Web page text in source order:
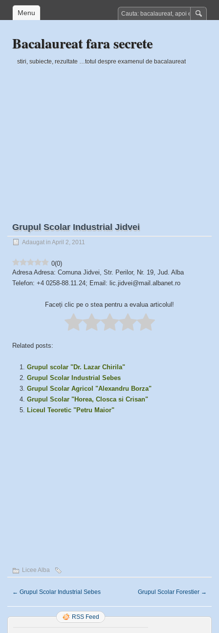
Menu
Bacalaureat fara secrete
stiri, subiecte, rezultate …totul despre examenul de bacalaureat
Grupul Scolar Industrial Jidvei
Adaugat in April 2, 2011
0(0)
Adresa Adresa: Comuna Jidvei, Str. Perilor, Nr. 19, Jud. Alba
Telefon: +4 0258-88.11.24; Email: lic.jidvei@mail.albanet.ro
Faceți clic pe o stea pentru a evalua articolul!
Related posts:
Grupul scolar "Dr. Lazar Chirila"
Grupul Scolar Industrial Sebes
Grupul Scolar Agricol "Alexandru Borza"
Grupul Scolar "Horea, Closca si Crisan"
Liceul Teoretic "Petru Maior"
Licee Alba
← Grupul Scolar Industrial Sebes Grupul Scolar Forestier →
RSS Feed